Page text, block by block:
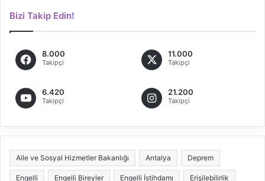
Bizi Takip Edin!
8.000
Takipçi
11.000
Takipçi
6.420
Takipçi
21.200
Takipçi
Aile ve Sosyal Hizmetler Bakanlığı Antalya Deprem
Engelli Engelli Bireyler Engelli İstihdamı Erişilebilirlik